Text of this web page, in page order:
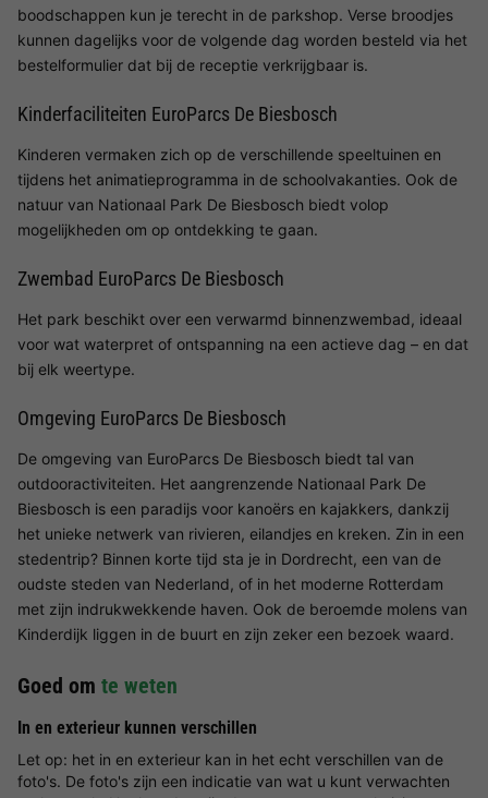
boodschappen kun je terecht in de parkshop. Verse broodjes
kunnen dagelijks voor de volgende dag worden besteld via het
bestelformulier dat bij de receptie verkrijgbaar is.
Kinderfaciliteiten EuroParcs De Biesbosch
Kinderen vermaken zich op de verschillende speeltuinen en
tijdens het animatieprogramma in de schoolvakanties. Ook de
natuur van Nationaal Park De Biesbosch biedt volop
mogelijkheden om op ontdekking te gaan.
Zwembad EuroParcs De Biesbosch
Het park beschikt over een verwarmd binnenzwembad, ideaal
voor wat waterpret of ontspanning na een actieve dag – en dat
bij elk weertype.
Omgeving EuroParcs De Biesbosch
De omgeving van EuroParcs De Biesbosch biedt tal van
outdooractiviteiten. Het aangrenzende Nationaal Park De
Biesbosch is een paradijs voor kanoërs en kajakkers, dankzij
het unieke netwerk van rivieren, eilandjes en kreken. Zin in een
stedentrip? Binnen korte tijd sta je in Dordrecht, een van de
oudste steden van Nederland, of in het moderne Rotterdam
met zijn indrukwekkende haven. Ook de beroemde molens van
Kinderdijk liggen in de buurt en zijn zeker een bezoek waard.
Goed om te weten
In en exterieur kunnen verschillen
Let op: het in en exterieur kan in het echt verschillen van de
foto's. De foto's zijn een indicatie van wat u kunt verwachten